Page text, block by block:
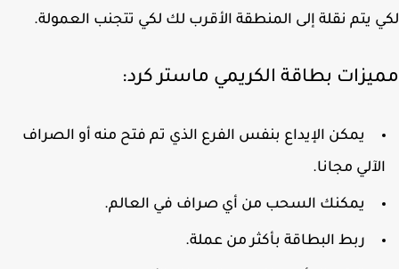
يتم نقلة إلى المنطقة الأقرب لك لكي تتجنب العمولة.
بطاقة الكريمي ماستر كرد:
يمكن الإيداع بنفس الفرع الذي تم فتح منه أو الصراف
مجانا.
يمكنك السحب من أي صراف في العالم.
ربط البطاقة بأكثر من عملة.